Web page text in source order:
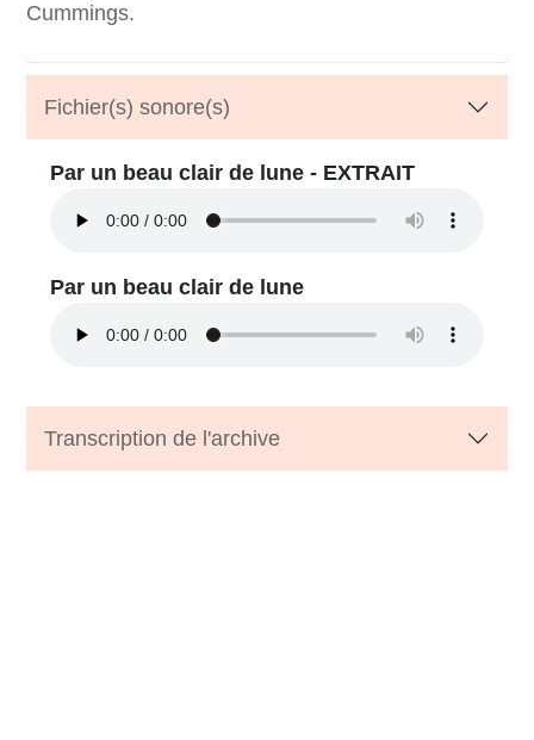
Cummings.
Fichier(s) sonore(s)
Par un beau clair de lune - EXTRAIT
Par un beau clair de lune
Transcription de l'archive